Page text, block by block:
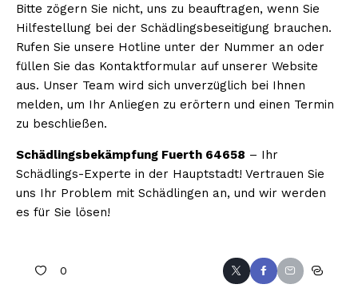
Bitte zögern Sie nicht, uns zu beauftragen, wenn Sie
Hilfestellung bei der Schädlingsbeseitigung brauchen.
Rufen Sie unsere Hotline unter der Nummer an oder
füllen Sie das Kontaktformular auf unserer Website
aus. Unser Team wird sich unverzüglich bei Ihnen
melden, um Ihr Anliegen zu erörtern und einen Termin
zu beschließen.
Schädlingsbekämpfung Fuerth 64658 – Ihr
Schädlings-Experte in der Hauptstadt! Vertrauen Sie
uns Ihr Problem mit Schädlingen an, und wir werden
es für Sie lösen!
0